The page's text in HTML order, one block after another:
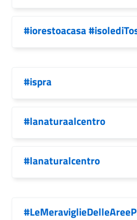
#iorestoacasa
#ispra
#lanaturaalcentro
#lanaturalcentro